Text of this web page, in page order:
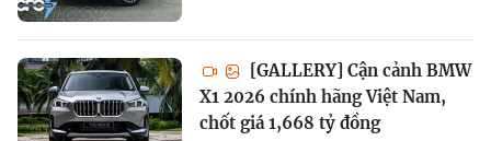
[GALLERY] Cận cảnh BMW
X1 2026 chính hãng Việt Nam,
chốt giá 1,668 tỷ đồng